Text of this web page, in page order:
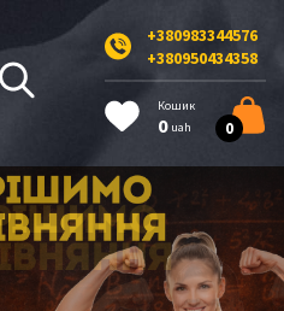
+380983344576
+380950434358
Кошик
0 uah 0